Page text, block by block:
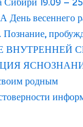
весеннего
Познание,
ВНУТРЕННЕЙ
родным